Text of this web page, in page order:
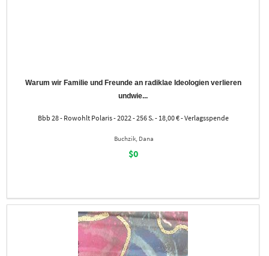
Warum wir Familie und Freunde an radiklae Ideologien verlieren
undwie...
Bbb 28 - Rowohlt Polaris - 2022 - 256 S. - 18,00 € - Verlagsspende
Buchzik, Dana
$0